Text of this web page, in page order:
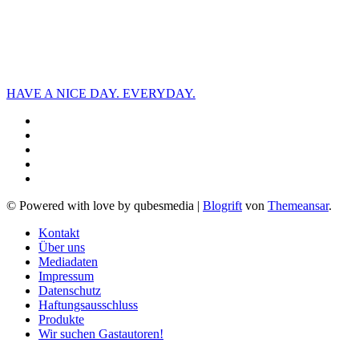
HAVE A NICE DAY. EVERYDAY.
© Powered with love by qubesmedia | Blogrift von Themeansar.
Kontakt
Über uns
Mediadaten
Impressum
Datenschutz
Haftungsausschluss
Produkte
Wir suchen Gastautoren!